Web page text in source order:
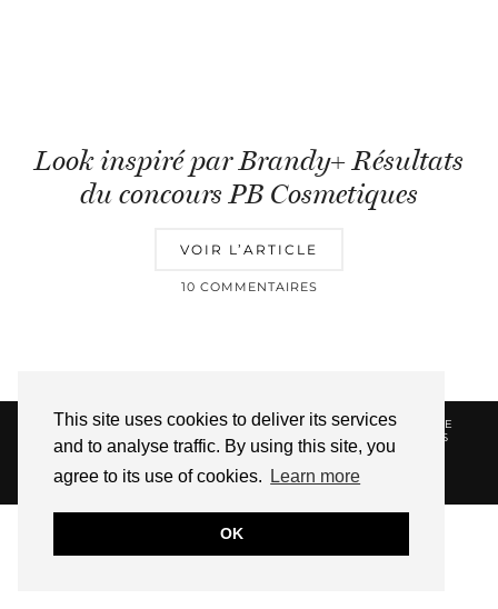
This site uses cookies to deliver its services
and to analyse traffic. By using this site, you
agree to its use of cookies.
Learn more
OK
Look inspiré par Brandy+ Résultats
du concours PB Cosmetiques
VOIR L’ARTICLE
10 COMMENTAIRES
© 2026HELLOTITOUNE CONTACT
POLITIQUE DE
CONFIDENTIALITÉ
VUE DANS LA PRESSE
LIENS
AFFILIES
WEBSITE DESIGN BYpipdig